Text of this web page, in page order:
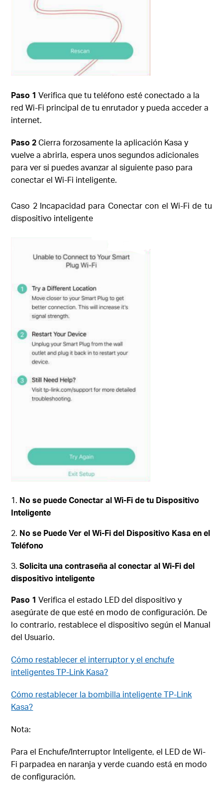
Paso 1 Verifica que tu teléfono esté conectado a la
red Wi-Fi principal de tu enrutador y pueda acceder a
internet.
Paso 2Cierra forzosamente la aplicación Kasa y
vuelve a abrirla, espera unos segundos adicionales
para ver si puedes avanzar al siguiente paso para
conectar el Wi-Fi inteligente.
Caso 2 Incapacidad para Conectar con el Wi-Fi de tu
dispositivo inteligente
No se puede Conectar al Wi-Fi de tu Dispositivo
Inteligente
No se Puede Ver el Wi-Fi del Dispositivo Kasa en el
Teléfono
Solicita una contraseña al conectar al Wi-Fi del
dispositivo inteligente
Paso 1 Verifica el estado LED del dispositivo y
asegúrate de que esté en modo de configuración. De
lo contrario, restablece el dispositivo según el Manual
del Usuario.
Cómo restablecer el interruptor y el enchufe
inteligentes TP-Link Kasa?
Cómo restablecer la bombilla inteligente TP-Link
Kasa?
Nota:
Para el Enchufe/Interruptor Inteligente, el LED de Wi-
Fi parpadea en naranja y verde cuando está en modo
de configuración.